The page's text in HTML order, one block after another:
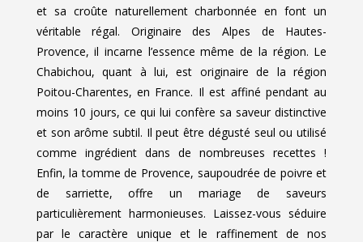
et sa croûte naturellement charbonnée en font un
véritable régal. Originaire des Alpes de Hautes-
Provence, il incarne l’essence même de la région. Le
Chabichou, quant à lui, est originaire de la région
Poitou-Charentes, en France. Il est affiné pendant au
moins 10 jours, ce qui lui confère sa saveur distinctive
et son arôme subtil. Il peut être dégusté seul ou utilisé
comme ingrédient dans de nombreuses recettes !
Enfin, la tomme de Provence, saupoudrée de poivre et
de sarriette, offre un mariage de saveurs
particulièrement harmonieuses. Laissez-vous séduire
par le caractère unique et le raffinement de nos